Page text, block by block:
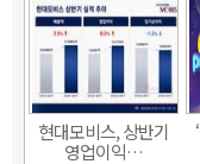
현대모비스, 상반기
영업이익…